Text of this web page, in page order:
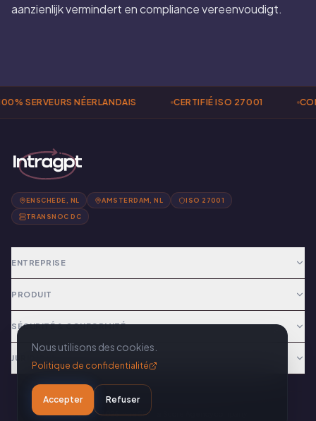
aanzienlijk vermindert en compliance vereenvoudigt.
SERVEURS NÉERLANDAIS CERTIFIÉ ISO 27001
ENSCHEDE, NL AMSTERDAM, NL ISO 27001
TRANSNOC DC
ENTREPRISE
PRODUIT
SÉCURITÉ & CONFORMITÉ
JURIDIQUE
© 2025–2026 IntraGPT – a Score Agency company
Nous utilisons des cookies.
Politique de confidentialité
Accepter Refuser